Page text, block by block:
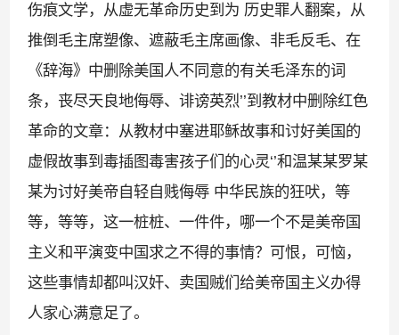
伤痕文学，从虚无革命历史到为 历史罪人翻案，从
推倒毛主席塑像、遮蔽毛主席画像、非毛反毛、在
《辞海》中删除美国人不同意的有关毛泽东的词
条，丧尽天良地侮辱、诽谤英烈’’到教材中删除红色
革命的文章：从教材中塞进耶稣故事和讨好美国的
虚假故事到毒插图毒害孩子们的心灵‘’和温某某罗某
某为讨好美帝自轻自贱侮辱 中华民族的狂吠，等
等，等等，这一桩桩、一件件，哪一个不是美帝国
主义和平演变中国求之不得的事情？可恨，可恼，
这些事情却都叫汉奸、卖国贼们给美帝国主义办得
人家心满意足了。